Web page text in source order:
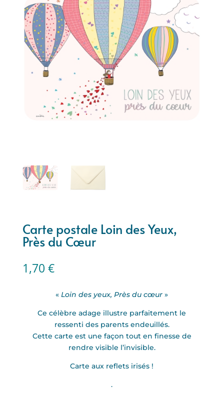
Carte postale Loin des Yeux,
Près du Cœur
1,70 €
«Loin des yeux, Près du cœur »
Ce célèbre adage illustre parfaitement le
ressenti des parents endeuillés.
Cette carte est une façon tout en finesse de
rendre visible l’invisible.
Carte aux reflets irisés !
.